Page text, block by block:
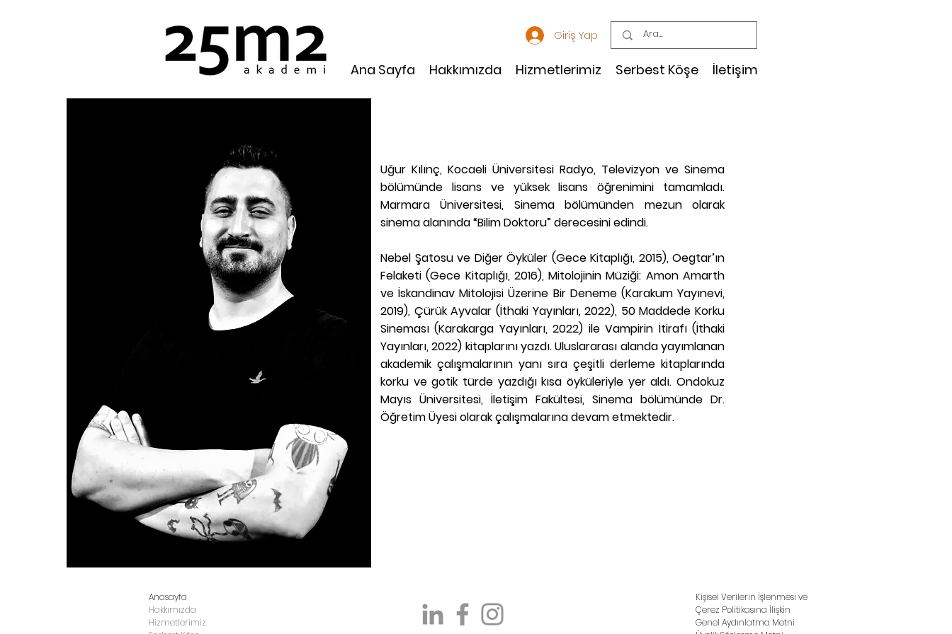
Giriş Yap
Ana Sayfa Hakkımızda Hizmetlerimiz Serbest Köşe İletişim
Uğur Kılınç, Kocaeli Üniversitesi Radyo, Televizyon ve Sinema
bölümünde lisans ve yüksek lisans öğrenimini tamamladı.
Marmara Üniversitesi, Sinema bölümünden mezun olarak
sinema alanında “Bilim Doktoru” derecesini edindi.
Nebel Şatosu ve Diğer Öyküler (Gece Kitaplığı, 2015), Oegtar’ın
Felaketi (Gece Kitaplığı, 2016), Mitolojinin Müziği: Amon Amarth
ve İskandinav Mitolojisi Üzerine Bir Deneme (Karakum Yayınevi,
2019), Çürük Ayvalar (İthaki Yayınları, 2022), 50 Maddede Korku
Sineması (Karakarga Yayınları, 2022) ile Vampirin İtirafı (İthaki
Yayınları, 2022) kitaplarını yazdı. Uluslararası alanda yayımlanan
akademik çalışmalarının yanı sıra çeşitli derleme kitaplarında
korku ve gotik türde yazdığı kısa öyküleriyle yer aldı. Ondokuz
Mayıs Üniversitesi, İletişim Fakültesi, Sinema bölümünde Dr.
Öğretim Üyesi olarak çalışmalarına devam etmektedir.
Anasayfa
Hakkımızda
Hizmetlerimiz
Kişisel Verilerin İşlenmesi ve
Çerez Politikasına İlişkin
Genel Aydınlatma Metni